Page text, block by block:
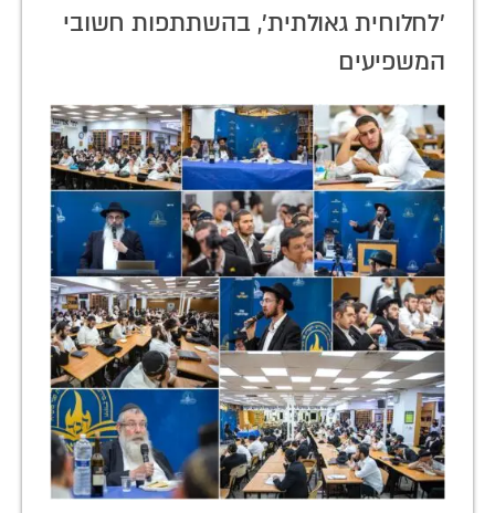
'לחלוחית גאולתית', בהשתתפות חשובי
המשפיעים